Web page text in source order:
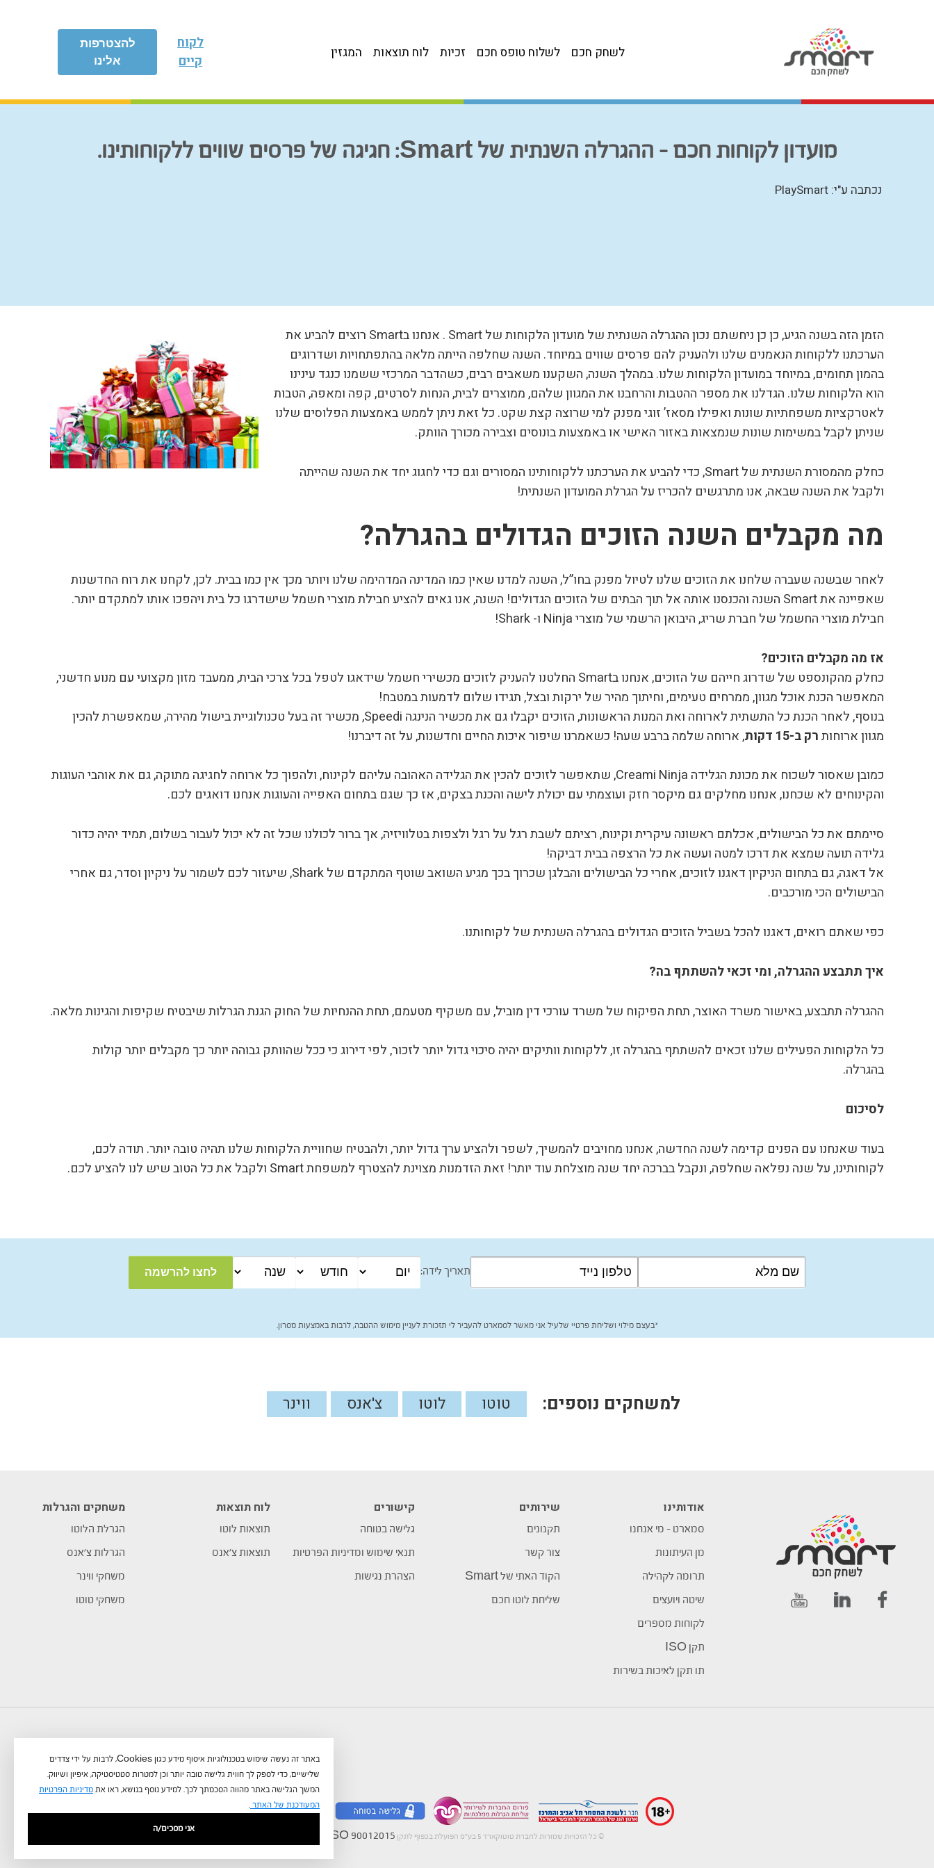
להצטרפות
אלינו
לקוח
קיים
המגזין לוח תוצאות זכיות לשלוח טופס חכם לשחק חכם
מועדון לקוחות חכם – ההגרלה השנתית של Smart: חגיגה של פרסים שווים ללקוחותינו.
נכתבה ע"י: PlaySmart
הזמן הזה בשנה הגיע, כן כן ניחשתם נכון ההגרלה השנתית של מועדון הלקוחות של Smart . אנחנו בSmart רוצים להביע את
הערכתנו ללקוחות הנאמנים שלנו ולהעניק להם פרסים שווים במיוחד. השנה שחלפה הייתה מלאה בהתפתחויות ושדרוגים
בהמון תחומים, במיוחד במועדון הלקוחות שלנו. במהלך השנה, השקענו משאבים רבים, כשהדבר המרכזי ששמנו כנגד עינינו
הוא הלקוחות שלנו. הגדלנו את מספר ההטבות והרחבנו את המגוון שלהם, ממוצרים לבית, הנחות לסרטים, קפה ומאפה, הטבות
לאטרקציות משפחתיות שונות ואפילו מסאז’ זוגי מפנק למי שרוצה קצת שקט. כל זאת ניתן לממש באמצעות הפלוסים שלנו
שניתן לקבל במשימות שונות שנמצאות באזור האישי או באמצעות בונוסים וצבירה מכורך הוותק.
כחלק מהמסורת השנתית של Smart, כדי להביע את הערכתנו ללקוחותינו המסורים וגם כדי לחגוג יחד את השנה שהייתה
ולקבל את השנה שבאה, אנו מתרגשים להכריז על הגרלת המועדון השנתית!
מה מקבלים השנה הזוכים הגדולים בהגרלה?
לאחר שבשנה שעברה שלחנו את הזוכים שלנו לטיול מפנק בחו”ל, השנה למדנו שאין כמו המדינה המדהימה שלנו ויותר מכך אין כמו בבית. לכן, לקחנו את רוח החדשנות
שאפיינה את Smart השנה והכנסנו אותה אל תוך הבתים של הזוכים הגדולים! השנה, אנו גאים להציע חבילת מוצרי חשמל שישדרגו כל בית ויהפכו אותו למתקדם יותר.
חבילת מוצרי החשמל של חברת שריג, היבואן הרשמי של מוצרי Ninja ו- Shark!
אז מה מקבלים הזוכים?
כחלק מהקונספט של שדרוג חייהם של הזוכים, אנחנו בSmart החלטנו להעניק לזוכים מכשירי חשמל שידאגו לטפל בכל צרכי הבית, ממעבד מזון מקצועי עם מנוע חדשני,
המאפשר הכנת אוכל מגוון, ממרחים טעימים, וחיתוך מהיר של ירקות ובצל, תגידו שלום לדמעות במטבח!
בנוסף, לאחר הכנת כל התשתית לארוחה ואת המנות הראשונות, הזוכים יקבלו גם את מכשיר הנינגה Speedi, מכשיר זה בעל טכנולוגיית בישול מהירה, שמאפשרת להכין
מגוון ארוחותרק ב-15 דקות , ארוחה שלמה ברבע שעה! כשאמרנו שיפור איכות החיים וחדשנות, על זה דיברנו!
כמובן שאסור לשכוח את מכונת הגלידה Creami Ninja, שתאפשר לזוכים להכין את הגלידה האהובה עליהם לקינוח, ולהפוך כל ארוחה לחגיגה מתוקה, גם את אוהבי העוגות
והקינוחים לא שכחנו, אנחנו מחלקים גם מיקסר חזק ועוצמתי עם יכולת לישה והכנת בצקים, אז כך שגם בתחום האפייה והעוגות אנחנו דואגים לכם.
סיימתם את כל הבישולים, אכלתם ראשונה עיקרית וקינוח, רציתם לשבת רגל על רגל ולצפות בטלוויזיה, אך ברור לכולנו שכל זה לא יכול לעבור בשלום, תמיד יהיה כדור
גלידה תועה שמצא את דרכו למטה ועשה את כל הרצפה בבית דביקה!
אל דאגה, גם בתחום הניקיון דאגנו לזוכים, אחרי כל הבישולים והבלגן שכרוך בכך מגיע השואב שוטף המתקדם של Shark, שיעזור לכם לשמור על ניקיון וסדר, גם אחרי
הבישולים הכי מורכבים.
כפי שאתם רואים, דאגנו להכל בשביל הזוכים הגדולים בהגרלה השנתית של לקוחותנו.
איך תתבצע ההגרלה, ומי זכאי להשתתף בה?
ההגרלה תתבצע, באישור משרד האוצר, תחת הפיקוח של משרד עורכי דין מוביל, עם משקיף מטעמם, תחת ההנחיות של החוק הגנת הגרלות שיבטיח שקיפות והגינות מלאה.
כל הלקוחות הפעילים שלנו זכאים להשתתף בהגרלה זו, ללקוחות וותיקים יהיה סיכוי גדול יותר לזכור, לפי דירוג כי ככל שהוותק גבוהה יותר כך מקבלים יותר קולות
בהגרלה.
לסיכום
בעוד שאנחנו עם הפנים קדימה לשנה החדשה, אנחנו מחויבים להמשיך, לשפר ולהציע ערך גדול יותר, ולהבטיח שחוויית הלקוחות שלנו תהיה טובה יותר. תודה לכם,
לקוחותינו, על שנה נפלאה שחלפה, ונקבל בברכה יחד שנה מוצלחת עוד יותר! זאת הזדמנות מצוינת להצטרף למשפחת Smart ולקבל את כל הטוב שיש לנו להציע לכם.
תאריך לידה:
*בעצם מילוי ושליחת פרטיי שלעיל אני מאשר לסמארט להעביר לי תזכורת לעניין מימוש ההטבה, לרבות באמצעות מסרון.
למשחקים נוספים: טוטו לוטו צ'אנס ווינר
אודותינו
סמארט – מי אנחנו
מן העיתונות
תרומה לקהילה
שיטה ויועצים
לקוחות מספרים
תקן ISO
תו תקן לאיכות בשירות
שירותים
תקנונים
צור קשר
הקוד האתי של Smart
שליחת לוטו חכם
קישורים
גלישה בטוחה
תנאי שימוש ומדיניות הפרטיות
הצהרת נגישות
לוח תוצאות
תוצאות לוטו
תוצאות צ’אנס
משחקים והגרלות
הגרלת הלוטו
הגרלות צ’אנס
משחקי ווינר
משחקי טוטו
ISO 90012015 כל הזכויות שמורות לחברת טוטוקארד 5 בע"מ הפועלת בכפוף לתקן ©
באתר זה נעשה שימוש בטכנולוגיות איסוף מידע כגון Cookies, לרבות על ידי צדדים
שלישיים, כדי לספק לך חווית גלישה טובה יותר וכן למטרות סטטיסטיקה, איפיון ושיווק.
המשך הגלישה באתר מהווה הסכמתך לכך. למידע נוסף בנושא, ראו את מדיניות הפרטיות
המעודכנת של האתר .
אני מסכים/ה